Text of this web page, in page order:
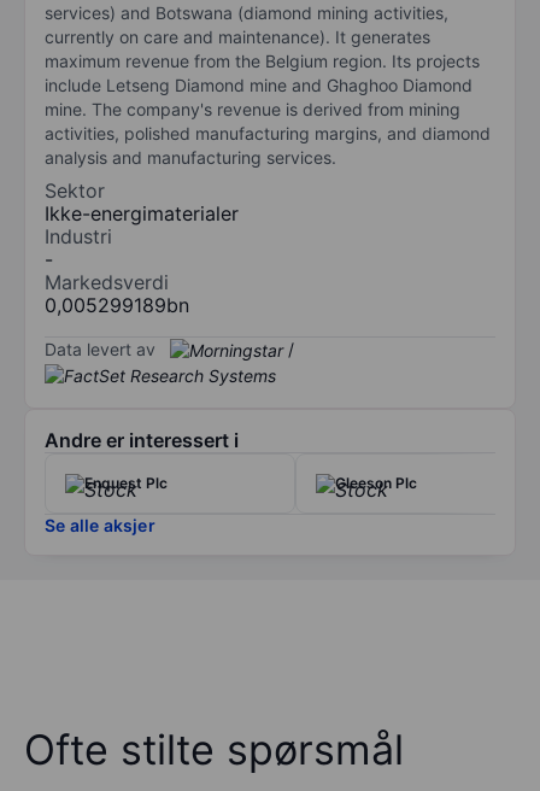
services) and Botswana (diamond mining activities,
currently on care and maintenance). It generates
maximum revenue from the Belgium region. Its projects
include Letseng Diamond mine and Ghaghoo Diamond
mine. The company's revenue is derived from mining
activities, polished manufacturing margins, and diamond
analysis and manufacturing services.
Sektor
Ikke-energimaterialer
Industri
-
Markedsverdi
0,005299189bn
Data levert av /
Andre er interessert i
Enquest Plc Gleeson Plc
Se alle aksjer
Ofte stilte spørsmål